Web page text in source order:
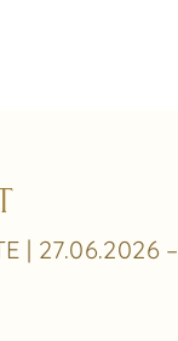
| 27.06.2026 –